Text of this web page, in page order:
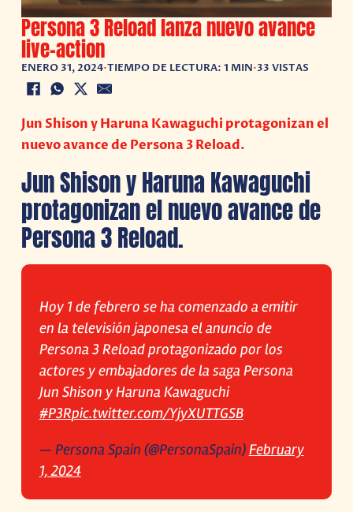
Persona 3 Reload lanza nuevo avance
live-action
ENERO 31, 2024•TIEMPO DE LECTURA: 1 MIN•33 VISTAS
Jun Shison y Haruna Kawaguchi protagonizan el
nuevo avance de Persona 3 Reload.
Jun Shison y Haruna Kawaguchi
protagonizan el nuevo avance de
Persona 3 Reload.
Hoy 1 de febrero se ha comenzado a emitir
en la televisión japonesa el anuncio de
Persona 3 Reload protagonizado por los
actores y embajadores de la saga Persona
Jun Shison y Haruna Kawaguchi
#P3Rpic.twitter.com/YjyXUTTGSB
— Persona Spain (@PersonaSpain)February
1, 2024